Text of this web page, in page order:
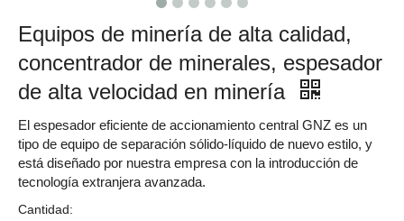
Equipos de minería de alta calidad,
concentrador de minerales, espesador
de alta velocidad en minería
El espesador eficiente de accionamiento central GNZ es un
tipo de equipo de separación sólido-líquido de nuevo estilo, y
está diseñado por nuestra empresa con la introducción de
tecnología extranjera avanzada.
Cantidad: